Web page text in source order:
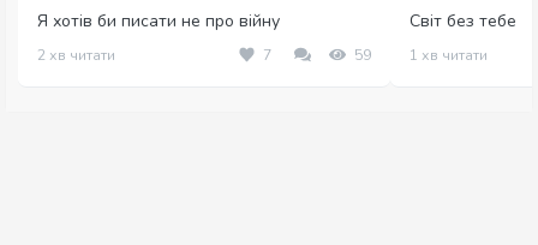
Я хотів би писати не про війну
2 хв читати 7 59
Світ без тебе
1 хв читати